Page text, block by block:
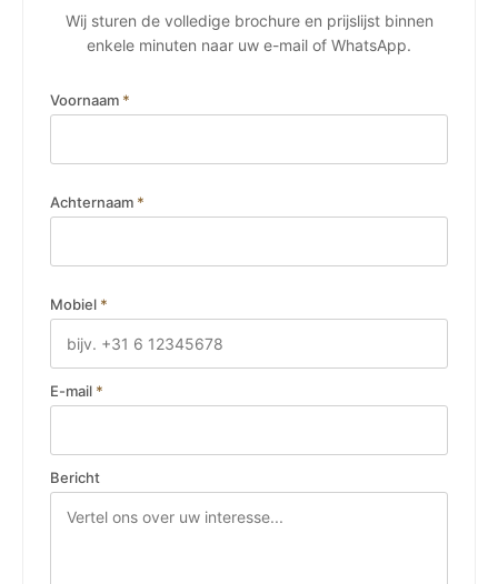
Wij sturen de volledige brochure en prijslijst binnen
enkele minuten naar uw e-mail of WhatsApp.
Voornaam *
Achternaam *
Mobiel *
E-mail *
Bericht